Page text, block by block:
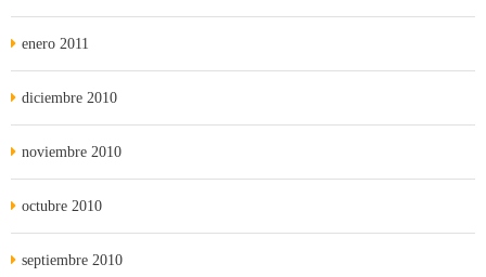
enero 2011
diciembre 2010
noviembre 2010
octubre 2010
septiembre 2010